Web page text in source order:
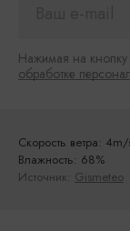
Нажимая на кнопку
обработке
Скорость ветра: 4m/
Влажность: 68%
Источник: Gismeteo